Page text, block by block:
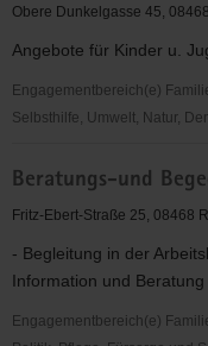
e.V.
Obere Dunkelgasse 45,
Angebote für Kinder u.
Engagementbereich(e)
Selbsthilfe, Umwelt, Natur,
Vogtland
Bereich
e.V.
Beratungs-und
Fritz-Ebert-Straße 25, 08468
- Begleitung in der
Information und
Engagementbereich(e)